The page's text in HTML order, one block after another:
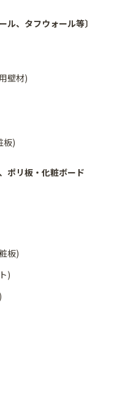
ル、タフウォール等〕
壁材)
板)
ポリ板・化粧ボード
板)
)